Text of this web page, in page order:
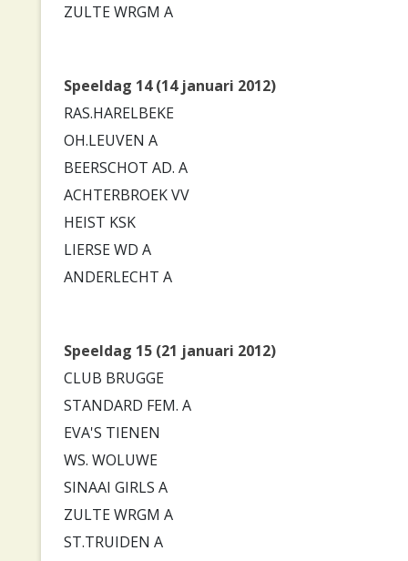
ZULTE WRGM A
Speeldag 14 (14 januari 2012)
RAS.HARELBEKE
OH.LEUVEN A
BEERSCHOT AD. A
ACHTERBROEK VV
HEIST KSK
LIERSE WD A
ANDERLECHT A
Speeldag 15 (21 januari 2012)
CLUB BRUGGE
STANDARD FEM. A
EVA'S TIENEN
WS. WOLUWE
SINAAI GIRLS A
ZULTE WRGM A
ST.TRUIDEN A